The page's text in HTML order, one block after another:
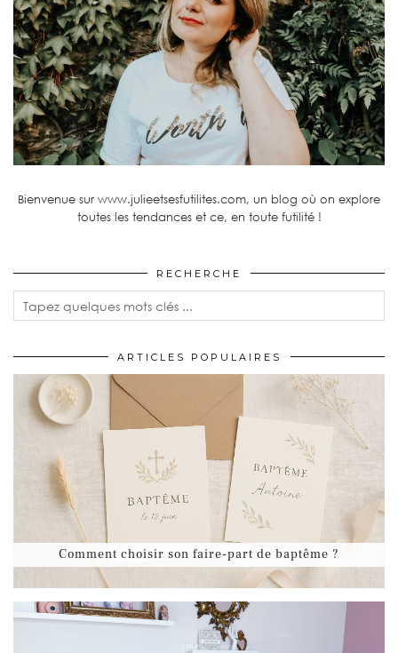
Bienvenue sur www.julieetsesfutilites.com, un blog où on explore
toutes les tendances et ce, en toute futilité !
RECHERCHE
ARTICLES POPULAIRES
Comment choisir son faire-part de baptême ?